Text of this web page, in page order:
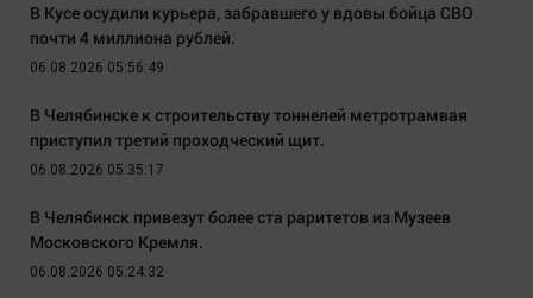
В Кусе осудили курьера, забравшего у вдовы бойца СВО
почти 4 миллиона рублей.
06.08.2026 05:56:49
В Челябинске к строительству тоннелей метротрамвая
приступил третий проходческий щит.
06.08.2026 05:35:17
В Челябинск привезут более ста раритетов из Музеев
Московского Кремля.
06.08.2026 05:24:32